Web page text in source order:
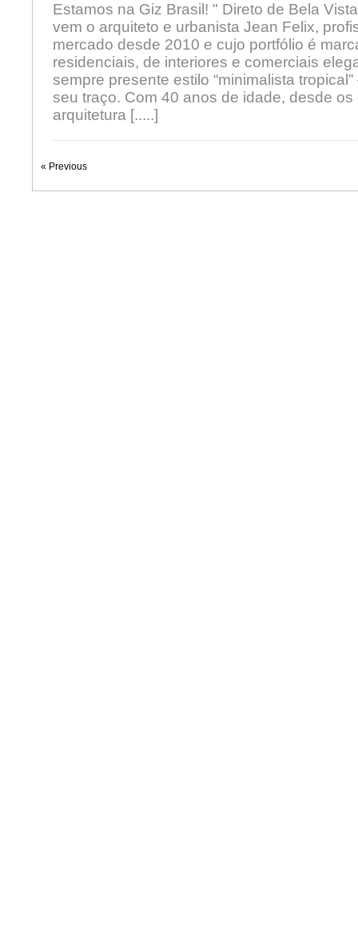
Estamos na Giz Brasil! " Direto de Bela
vem o arquiteto e urbanista Jean Felix,
mercado desde 2010 e cujo portfólio é
residenciais, de interiores e comerciais
sempre presente estilo “minimalista
seu traço. Com 40 anos de idade, desde
arquitetura [.....]
« Previous